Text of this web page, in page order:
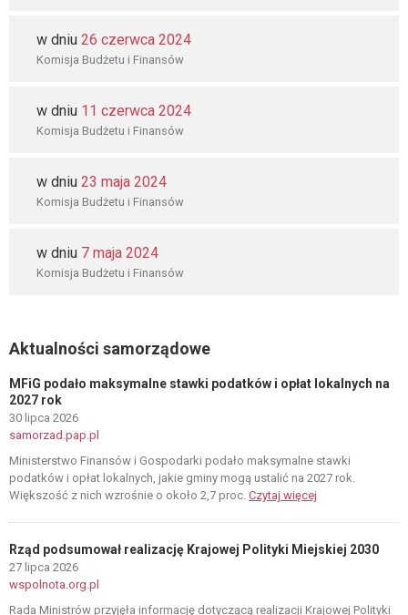
w dniu 26 czerwca 2024
Komisja Budżetu i Finansów
w dniu 11 czerwca 2024
Komisja Budżetu i Finansów
w dniu 23 maja 2024
Komisja Budżetu i Finansów
w dniu 7 maja 2024
Komisja Budżetu i Finansów
Aktualności samorządowe
MFiG podało maksymalne stawki podatków i opłat lokalnych na
2027 rok
30 lipca 2026
samorzad.pap.pl
Ministerstwo Finansów i Gospodarki podało maksymalne stawki
podatków i opłat lokalnych, jakie gminy mogą ustalić na 2027 rok.
Większość z nich wzrośnie o około 2,7 proc. Czytaj więcej
Rząd podsumował realizację Krajowej Polityki Miejskiej 2030
27 lipca 2026
wspolnota.org.pl
Rada Ministrów przyjęła informację dotyczącą realizacji Krajowej Polityki